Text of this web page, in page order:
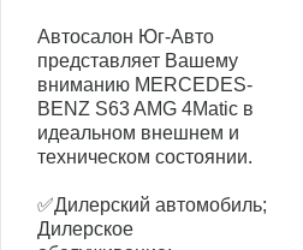
Автосалон Юг-Авто
представляет Вашему
вниманию MERCEDES-
BENZ S63 AMG 4Matic в
идеальном внешнем и
техническом состоянии.
✅Дилерский автомобиль;
Дилерское